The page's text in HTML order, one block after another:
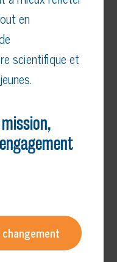
à droite
M. Claude
Jacques Raza,
de
Mme Carole
Centre-
en
scientifique et